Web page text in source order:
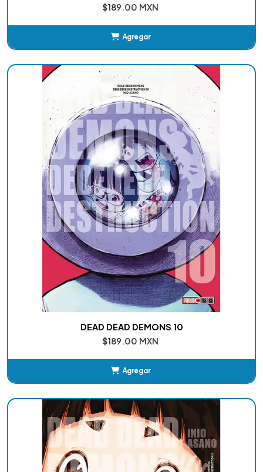
$189.00 MXN
Agregar
DEAD DEAD DEMONS 10
$189.00 MXN
Agregar